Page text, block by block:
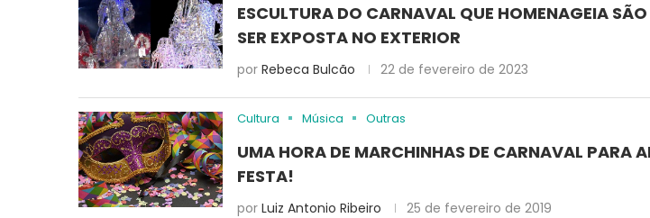
ESCULTURA DO CARNAVAL QUE HOMENAGEIA
SER EXPOSTA NO EXTERIOR
por Rebeca Bulcão 22 de fevereiro de 2023
Cultura Música Outras
UMA HORA DE MARCHINHAS DE CARNAVAL PARA
FESTA!
por Luiz Antonio Ribeiro 25 de fevereiro de 2019